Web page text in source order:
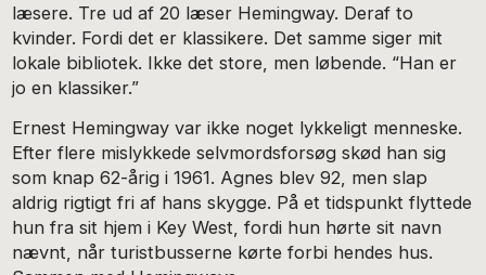
læsere. Tre ud af 20 læser Hemingway. Deraf to
kvinder. Fordi det er klassikere. Det samme siger mit
lokale bibliotek. Ikke det store, men løbende. “Han er
jo en klassiker.”
Ernest Hemingway var ikke noget lykkeligt menneske.
Efter flere mislykkede selvmordsforsøg skød han sig
som knap 62-årig i 1961. Agnes blev 92, men slap
aldrig rigtigt fri af hans skygge. På et tidspunkt flyttede
hun fra sit hjem i Key West, fordi hun hørte sit navn
nævnt, når turistbusserne kørte forbi hendes hus.